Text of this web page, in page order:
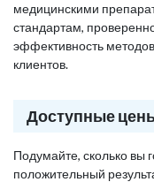
медицинскими
стандартам,
эффективность
клиентов.
Доступные
Подумайте, сколько вы
положительный